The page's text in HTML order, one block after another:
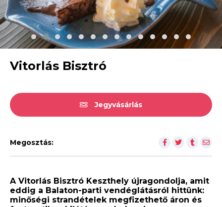
Vitorlás Bisztró
Jegyvásárlás
Megosztás:
A Vitorlás Bisztró Keszthely újragondolja, amit
eddig a Balaton-parti vendéglátásról hittünk:
minőségi strandételek megfizethető áron és